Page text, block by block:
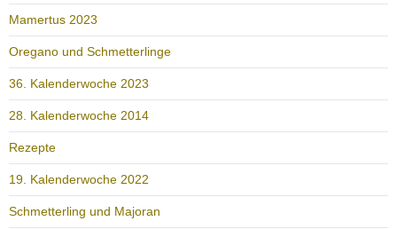
Mamertus 2023
Oregano und Schmetterlinge
36. Kalenderwoche 2023
28. Kalenderwoche 2014
Rezepte
19. Kalenderwoche 2022
Schmetterling und Majoran